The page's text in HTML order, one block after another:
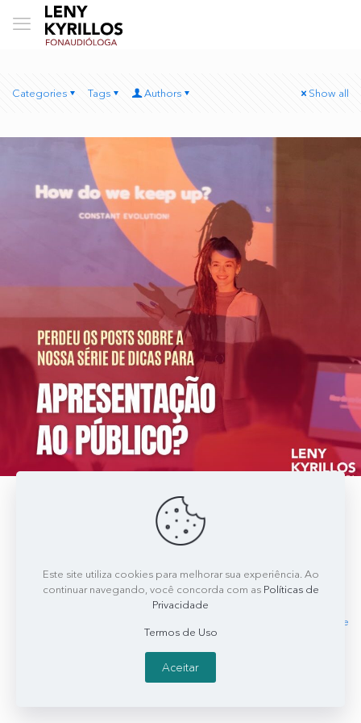
Categories Tags Authors Show all
maio 6, 2024
Dicas para apresentação ao público
Hoje trago para você uma síntese do que expliquei nas postagens.
entender seu público-alvo e adaptar[…]
Read more
Este site utiliza cookies para melhorar sua experiência. Ao
continuar navegando, você concorda com as Políticas de
Privacidade
Termos de Uso
Aceitar